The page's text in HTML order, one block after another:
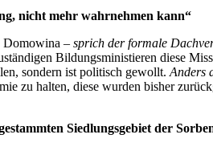
nicht mehr wahrnehmen kann“
Domowina – sprich der formale
Bildungsministieren diese
sondern ist politisch gewollt. Anders
zu halten, diese wurden bisher
Siedlungsgebiet der